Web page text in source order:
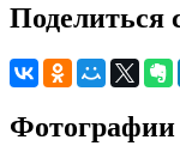
Поделиться